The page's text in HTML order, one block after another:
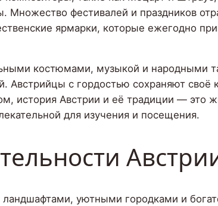
Множество фестивалей и праздников
ярмарки, которые ежегодно
костюмами, музыкой и народными
Австрийцы с гордостью сохраняют своё
история Австрии и её традиции — это
для изучения и посещения.
уютными городками и